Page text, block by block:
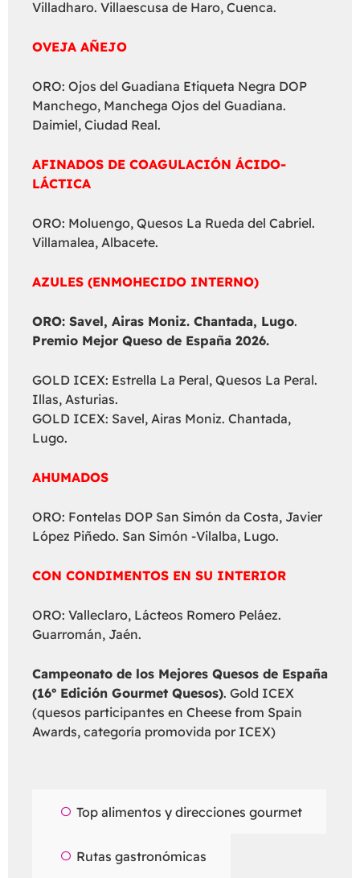
Villadharo. Villaescusa de Haro, Cuenca.
OVEJA AÑEJO
ORO: Ojos del Guadiana Etiqueta Negra DOP
Manchego, Manchega Ojos del Guadiana.
Daimiel, Ciudad Real.
AFINADOS DE COAGULACIÓN ÁCIDO-
LÁCTICA
ORO: Moluengo, Quesos La Rueda del Cabriel.
Villamalea, Albacete.
AZULES (ENMOHECIDO INTERNO)
ORO: Savel, Airas Moniz. Chantada, Lugo.
Premio Mejor Queso de España 2026.
GOLD ICEX: Estrella La Peral, Quesos La Peral.
Illas, Asturias.
GOLD ICEX: Savel, Airas Moniz. Chantada,
Lugo.
AHUMADOS
ORO: Fontelas DOP San Simón da Costa, Javier
López Piñedo. San Simón -Vilalba, Lugo.
CON CONDIMENTOS EN SU INTERIOR
ORO: Valleclaro, Lácteos Romero Peláez.
Guarromán, Jaén.
Campeonato de los Mejores Quesos de España
(16º Edición Gourmet Quesos). Gold ICEX
(quesos participantes en Cheese from Spain
Awards, categoría promovida por ICEX)
Top alimentos y direcciones gourmet
Rutas gastronómicas